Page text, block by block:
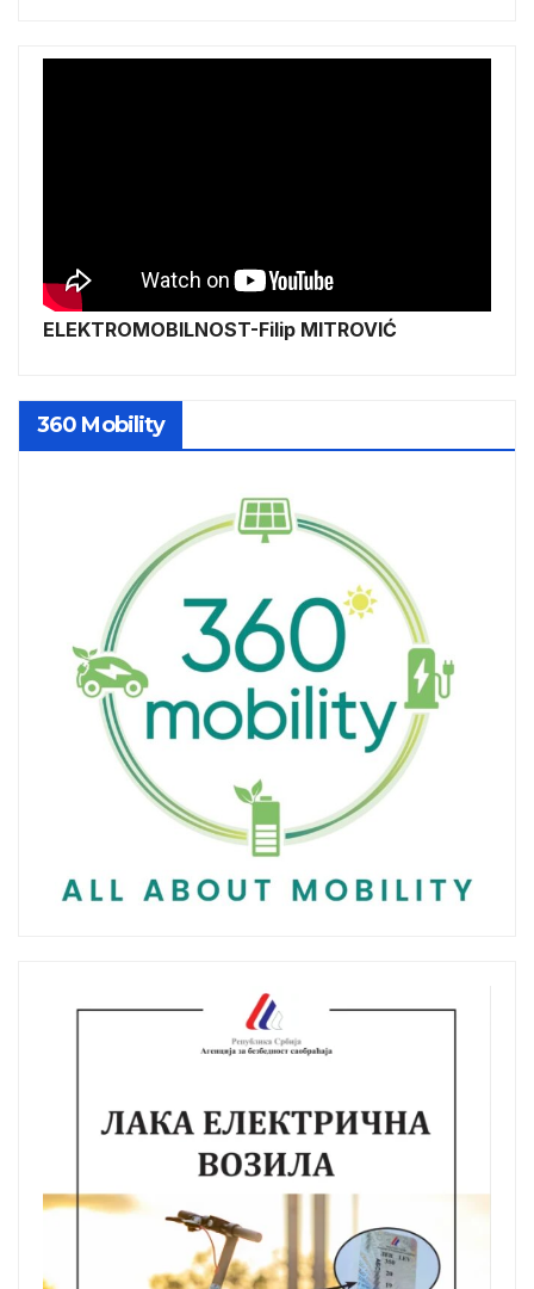
ELEKTROMOBILNOST-Filip MITROVIĆ
360 Mobility